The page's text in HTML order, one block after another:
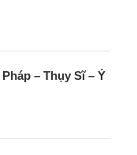
– Thụy Sĩ – Ý